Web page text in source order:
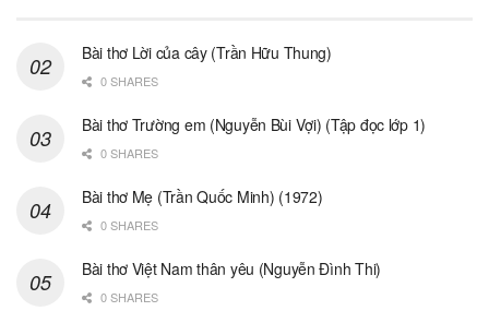
Bài thơ Lời của cây (Trần Hữu Thung)
0 SHARES
Bài thơ Trường em (Nguyễn Bùi Vợi) (Tập đọc lớp 1)
0 SHARES
Bài thơ Mẹ (Trần Quốc Minh) (1972)
0 SHARES
Bài thơ Việt Nam thân yêu (Nguyễn Đình Thi)
0 SHARES